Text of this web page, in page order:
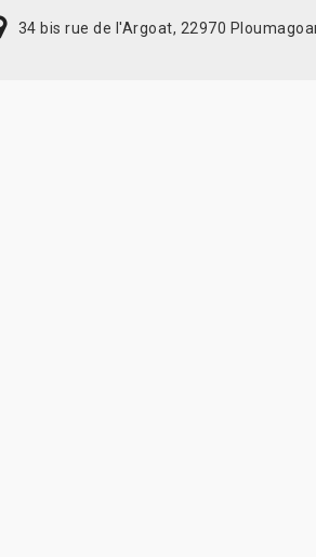
34 bis rue de l'Argoat, 22970